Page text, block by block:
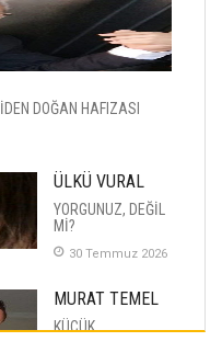
DOĞAN HAFIZASI
ÜLKÜ VURAL
YORGUNUZ, DEĞİL
Mİ?
30 Temmuz 2026
MURAT TEMEL
KÜÇÜK